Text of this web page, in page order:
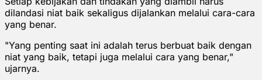
dilandasi niat baik sekaligus dijalankan melalui cara-cara
yang benar.
"Yang penting saat ini adalah terus berbuat baik dengan
niat yang baik, tetapi juga melalui cara yang benar,"
ujarnya.